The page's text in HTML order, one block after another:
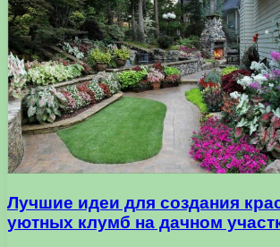
Лучшие идеи для создания
уютных клумб на дачном